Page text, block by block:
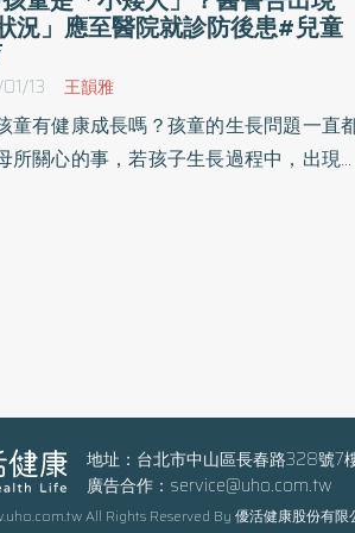
況」應至醫院就診防後患#兒童
13 王韻雅
童有健康成長嗎？孩童的生長問題一直
所關心的事，若孩子生長過程中，出現身
地址：台北市中山區長春路328號7
廣告合作： service@uho.com.tw
All Rights Reserved By 優活健康股份有限